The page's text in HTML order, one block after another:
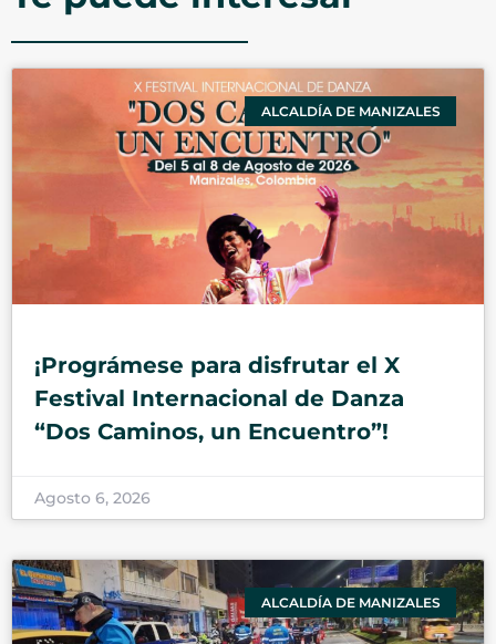
ALCALDÍA DE MANIZALES
¡Prográmese para disfrutar el X
Festival Internacional de Danza
“Dos Caminos, un Encuentro”!
Agosto 6, 2026
ALCALDÍA DE MANIZALES